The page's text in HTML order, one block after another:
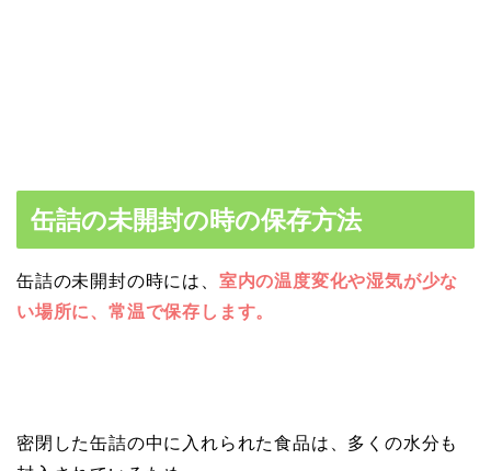
缶詰の未開封の時の保存方法
缶詰の未開封の時には、 室内の温度変化や湿気が少な
い場所に、常温で保存します。
密閉した缶詰の中に入れられた食品は、多くの水分も